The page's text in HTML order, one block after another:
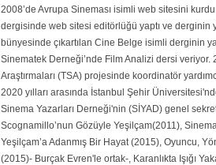
2008’de Avrupa Sineması isimli web sitesini
dergisinde web sitesi editörlüğü yaptı ve derginin
bünyesinde çıkartılan Cine Belge isimli derginin
Sinematek Derneği’nde Film Analizi dersi veriyor.
Araştırmaları (TSA) projesinde koordinatör
2020 yılları arasında İstanbul Şehir
Sinema Yazarları Derneği'nin (SİYAD) genel
Scognamillo’nun Gözüyle Yeşilçam(2011),
Yeşilçam’a Adanmış Bir Hayat (2015), Oyuncu,
(2015)- Burçak Evren'le ortak-, Karanlıkta Işığı